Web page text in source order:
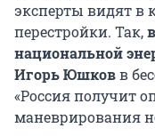
эксперты видят в
перестройки. Так,
национальной
Игорь Юшковв
«Россия получит
маневрирования